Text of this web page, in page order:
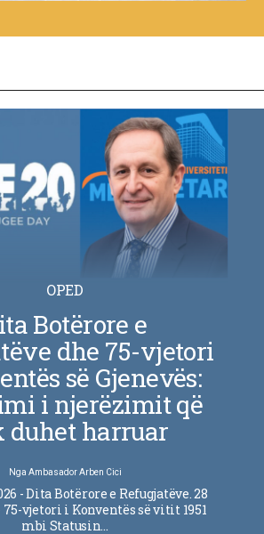
OPED
Botërore e
dhe 75-vjetori
së Gjenevës:
i njerëzimit që
duhet harruar
Nga Ambasador Arben Cici
- Dita Botërore e Refugjatëve. 28
vjetori i Konventës së vitit 1951
mbi Statusin…